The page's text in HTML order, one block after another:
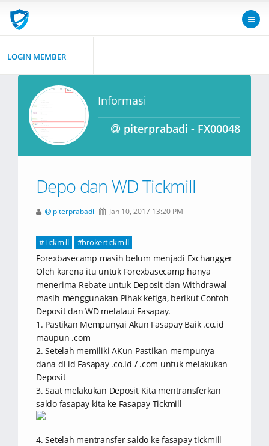
LOGIN MEMBER
Informasi
piterprabadi - FX00048
Depo dan WD Tickmill
piterprabadi Jan 10, 2017 13:20 PM
#Tickmill #brokertickmill
Forexbasecamp masih belum menjadi Exchangger
Oleh karena itu untuk Forexbasecamp hanya
menerima Rebate untuk Deposit dan Withdrawal
masih menggunakan Pihak ketiga, berikut Contoh
Deposit dan WD melalaui Fasapay.
1. Pastikan Mempunyai Akun Fasapay Baik .co.id
maupun .com
2. Setelah memiliki AKun Pastikan mempunya
dana di id Fasapay .co.id / .com untuk melakukan
Deposit
3. Saat melakukan Deposit Kita mentransferkan
saldo fasapay kita ke Fasapay Tickmill
4. Setelah mentransfer saldo ke fasapay tickmill